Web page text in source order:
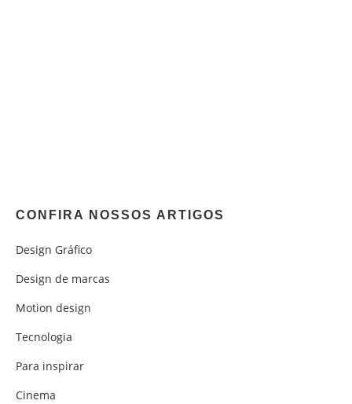
CONFIRA NOSSOS ARTIGOS
Design Gráfico
Design de marcas
Motion design
Tecnologia
Para inspirar
Cinema